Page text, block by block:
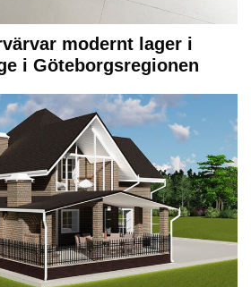
modernt lager i
i Göteborgsregionen